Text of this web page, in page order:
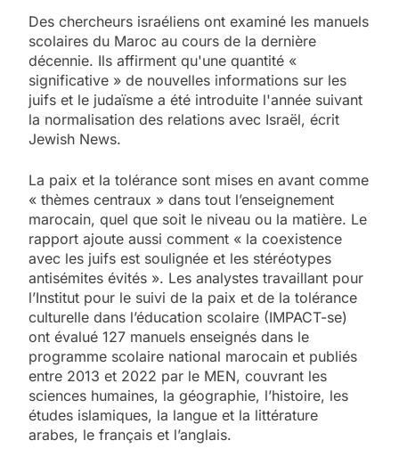
Des chercheurs israéliens ont examiné les manuels
scolaires du Maroc au cours de la dernière
décennie. Ils affirment qu'une quantité «
significative » de nouvelles informations sur les
juifs et le judaïsme a été introduite l'année suivant
la normalisation des relations avec Israël, écrit
Jewish News.
La paix et la tolérance sont mises en avant comme
« thèmes centraux » dans tout l’enseignement
marocain, quel que soit le niveau ou la matière. Le
rapport ajoute aussi comment « la coexistence
avec les juifs est soulignée et les stéréotypes
antisémites évités ». Les analystes travaillant pour
l’Institut pour le suivi de la paix et de la tolérance
culturelle dans l’éducation scolaire (IMPACT-se)
ont évalué 127 manuels enseignés dans le
programme scolaire national marocain et publiés
entre 2013 et 2022 par le MEN, couvrant les
sciences humaines, la géographie, l’histoire, les
études islamiques, la langue et la littérature
arabes, le français et l’anglais.